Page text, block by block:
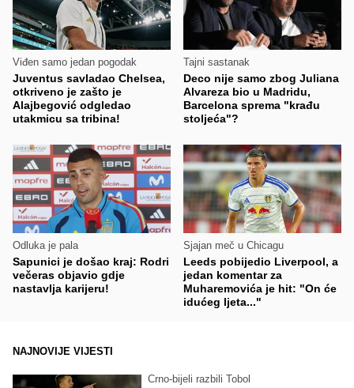
Viđen samo jedan pogodak
Juventus savladao Chelsea,
otkriveno je zašto je
Alajbegović odgledao
utakmicu sa tribina!
Tajni sastanak
Deco nije samo zbog Juliana
Alvareza bio u Madridu,
Barcelona sprema "krađu
stoljeća"?
Odluka je pala
Sapunici je došao kraj: Rodri
večeras objavio gdje
nastavlja karijeru!
Sjajan meč u Chicagu
Leeds pobijedio Liverpool, a
jedan komentar za
Muharemovića je hit: "On će
idućeg ljeta..."
NAJNOVIJE VIJESTI
Crno-bijeli razbili Tobol